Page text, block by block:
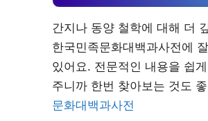
간지나 동양 철학에 대해 더
한국민족문화대백과사전에
있어요. 전문적인 내용을 쉽
주니까 한번 찾아보는 것도
문화대백과사전